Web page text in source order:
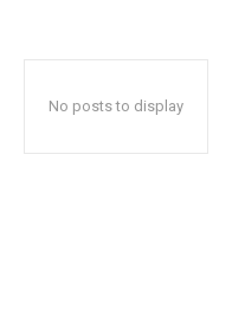
No posts to display